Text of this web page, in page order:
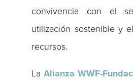
convivencia con el
utilización sostenible y
recursos.
La Alianza WWF-